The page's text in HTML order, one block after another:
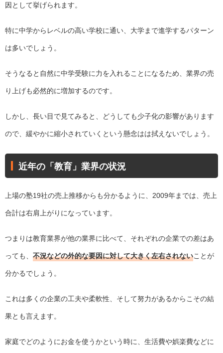
因として挙げられます。
特に中学からレベルの高い学校に通い、大学まで進学するパターン
は多いでしょう。
そうなると自然に中学受験に力を入れることになるため、業界の売
り上げも必然的に増加するのです。
しかし、長い目で見てみると、どうしても少子化の影響があります
ので、緩やかに縮小されていくという懸念はは拭えないでしょう。
近年の「教育」業界の状況
上場の塾19社の売上推移からも分かるように、2009年までは、売上
合計は右肩上がりになっています。
つまりは教育業界が他の業界に比べて、それぞれの企業での差はあ
っても、 不況などの外的な要因に対して大きく左右されないことが
分かるでしょう。
これは多くの企業の工夫や柔軟性、そして努力があるからこその結
果とも言えます。
家庭でどのようにお金を使うかという時に、生活費や娯楽費などに